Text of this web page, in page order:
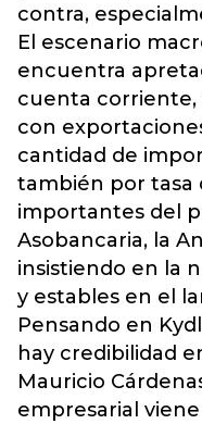
contra,
El escenario
encuentra
cuenta corriente,
con
cantidad de
también por tasa
importantes del
Asobancaria, la
insistiendo en la
y estables en el
Pensando en
hay credibilidad
Mauricio
empresarial